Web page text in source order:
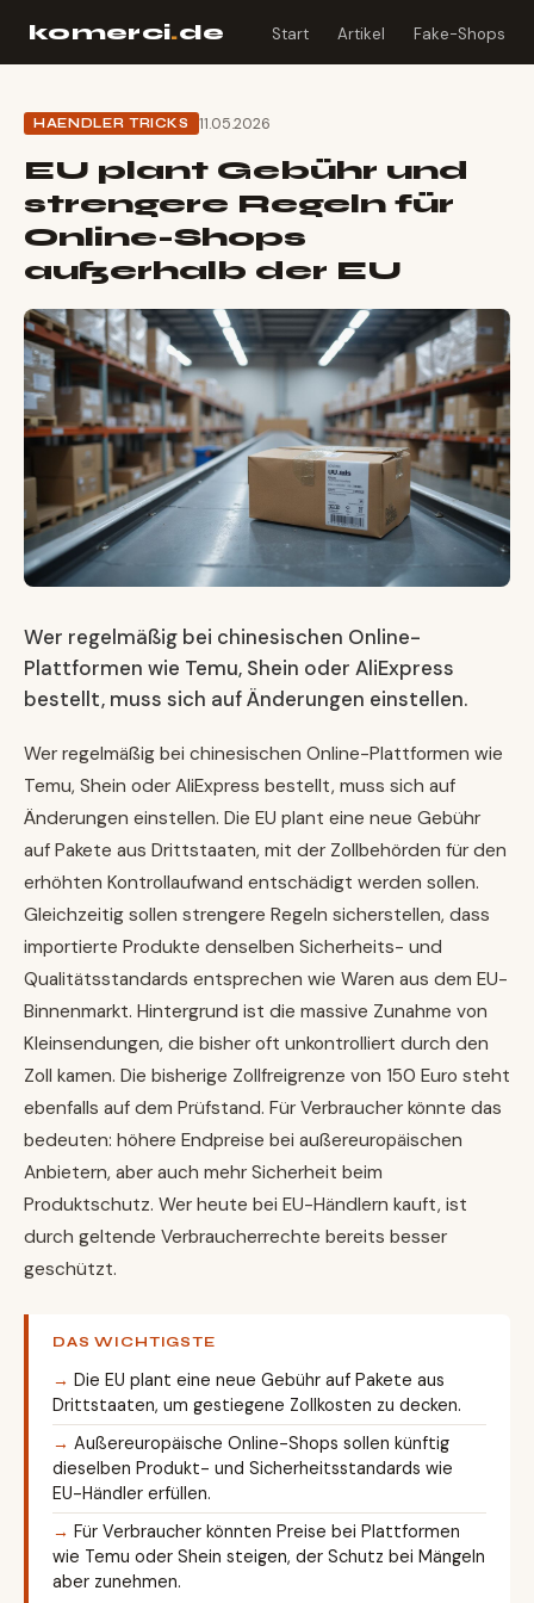
komerci.de Start Artikel Fake-Shops
HAENDLER TRICKS 11.05.2026
EU plant Gebühr und
strengere Regeln für
Online-Shops
außerhalb der EU
Wer regelmäßig bei chinesischen Online-
Plattformen wie Temu, Shein oder AliExpress
bestellt, muss sich auf Änderungen einstellen.
Wer regelmäßig bei chinesischen Online-Plattformen wie
Temu, Shein oder AliExpress bestellt, muss sich auf
Änderungen einstellen. Die EU plant eine neue Gebühr
auf Pakete aus Drittstaaten, mit der Zollbehörden für den
erhöhten Kontrollaufwand entschädigt werden sollen.
Gleichzeitig sollen strengere Regeln sicherstellen, dass
importierte Produkte denselben Sicherheits- und
Qualitätsstandards entsprechen wie Waren aus dem EU-
Binnenmarkt. Hintergrund ist die massive Zunahme von
Kleinsendungen, die bisher oft unkontrolliert durch den
Zoll kamen. Die bisherige Zollfreigrenze von 150 Euro steht
ebenfalls auf dem Prüfstand. Für Verbraucher könnte das
bedeuten: höhere Endpreise bei außereuropäischen
Anbietern, aber auch mehr Sicherheit beim
Produktschutz. Wer heute bei EU-Händlern kauft, ist
durch geltende Verbraucherrechte bereits besser
geschützt.
DAS WICHTIGSTE
Die EU plant eine neue Gebühr auf Pakete aus
Drittstaaten, um gestiegene Zollkosten zu decken.
Außereuropäische Online-Shops sollen künftig
dieselben Produkt- und Sicherheitsstandards wie
EU-Händler erfüllen.
Für Verbraucher könnten Preise bei Plattformen
wie Temu oder Shein steigen, der Schutz bei Mängeln
aber zunehmen.